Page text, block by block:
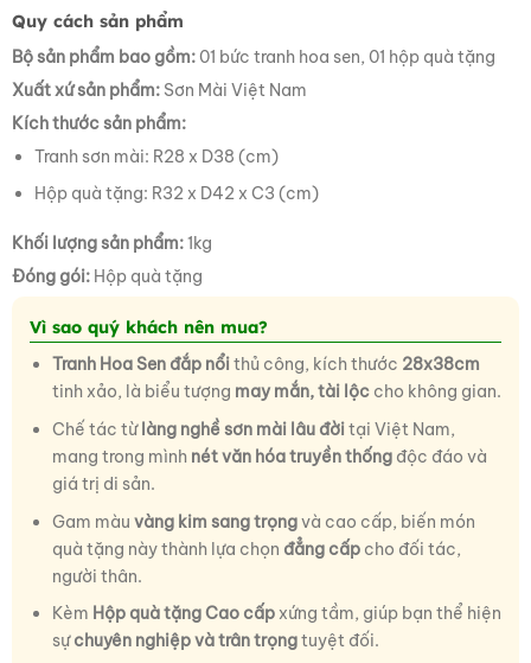
Quy cách sản phẩm
Bộ sản phẩm bao gồm:01 bức tranh hoa sen, 01 hộp quà tặng
Xuất xứ sản phẩm: Sơn Mài Việt Nam
Kích thước sản phẩm:
Tranh sơn mài: R28 x D38 (cm)
Hộp quà tặng: R32 x D42 x C3 (cm)
Khối lượng sản phẩm:1kg
Đóng gói: Hộp quà tặng
Vì sao quý khách nên mua?
Tranh Hoa Sen đắp nổithủ công, kích thước 28x38cm
tinh xảo, là biểu tượng may mắn, tài lộccho không gian.
Chế tác từlàng nghề sơn mài lâu đờitại Việt Nam,
mang trong mình nét văn hóa truyền thốngđộc đáo và
giá trị di sản.
Gam màu vàng kim sang trọngvà cao cấp, biến món
quà tặng này thành lựa chọn đẳng cấpcho đối tác,
người thân.
Kèm Hộp quà tặng Cao cấp xứng tầm, giúp bạn thể hiện
sựchuyên nghiệp và trân trọngtuyệt đối.